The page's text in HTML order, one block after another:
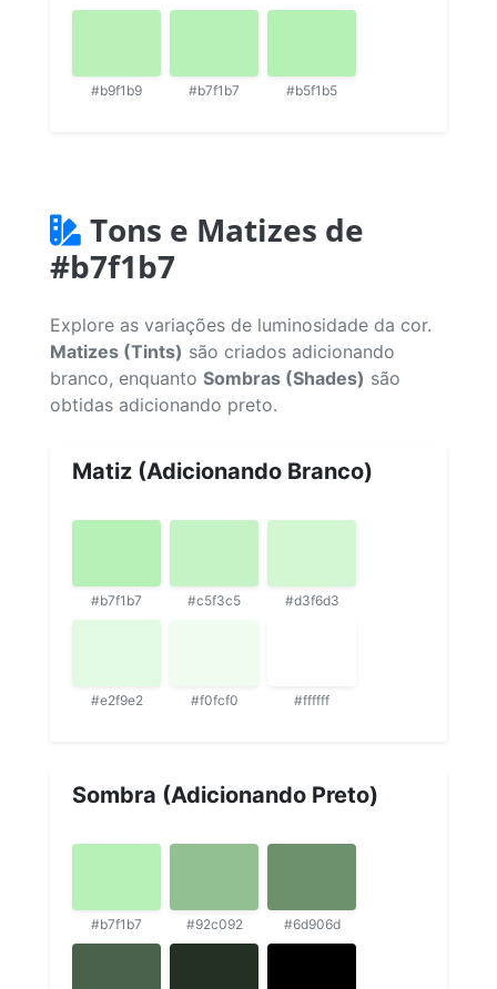
#b9f1b9 #b7f1b7 #b5f1b5
Tons e Matizes de
#b7f1b7
Explore as variações de luminosidade da cor.
Matizes (Tints) são criados adicionando
branco, enquanto Sombras (Shades) são
obtidas adicionando preto.
Matiz (Adicionando Branco)
#b7f1b7 #c5f3c5 #d3f6d3
#e2f9e2 #f0fcf0 #ffffff
Sombra (Adicionando Preto)
#b7f1b7 #92c092 #6d906d